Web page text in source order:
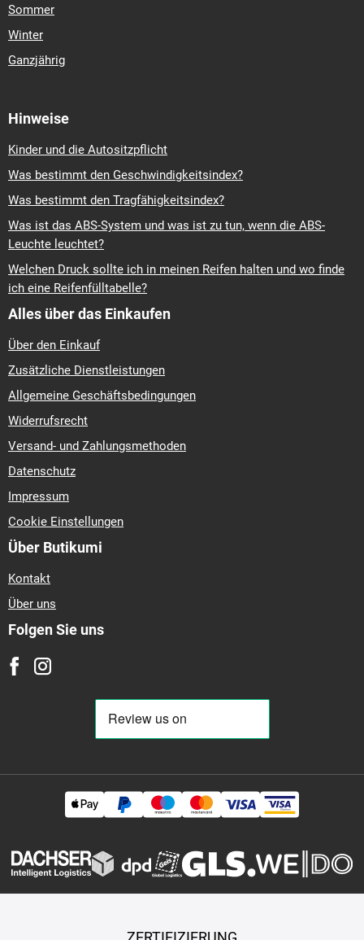
Sommer
Winter
Ganzjährig
Hinweise
Kinder und die Autositzpflicht
Was bestimmt den Geschwindigkeitsindex?
Was bestimmt den Tragfähigkeitsindex?
Was ist das ABS-System und was ist zu tun, wenn die ABS-
Leuchte leuchtet?
Welchen Druck sollte ich in meinen Reifen halten und wo finde
ich eine Reifenfülltabelle?
Alles über das Einkaufen
Über den Einkauf
Zusätzliche Dienstleistungen
Allgemeine Geschäftsbedingungen
Widerrufsrecht
Versand- und Zahlungsmethoden
Datenschutz
Impressum
Cookie Einstellungen
Über Butikumi
Kontakt
Über uns
Folgen Sie uns